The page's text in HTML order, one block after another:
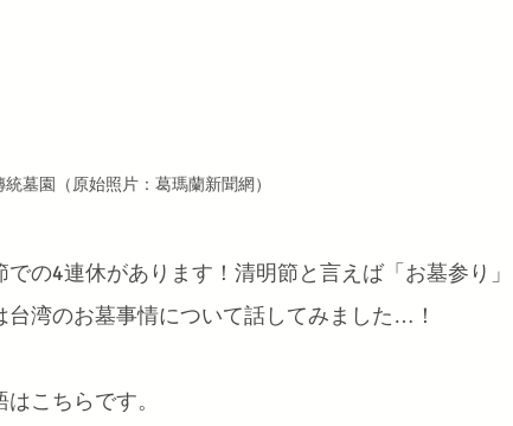
統墓園（原始照片：葛瑪蘭新聞網）
の4連休があります！清明節と言えば「お墓参り」
湾のお墓事情について話してみました…！
こちらです。